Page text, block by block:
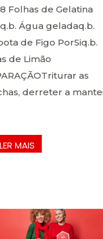
Folhas de Gelatina
Água geladaq.b.
de Figo PorSiq.b.
de Limão​
as
derreter a